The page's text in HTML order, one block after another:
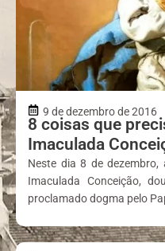
9 de dezembro de 2016
8 coisas que
Imaculada
Neste dia 8 de dezembro,
Imaculada Conceição,
proclamado dogma pelo